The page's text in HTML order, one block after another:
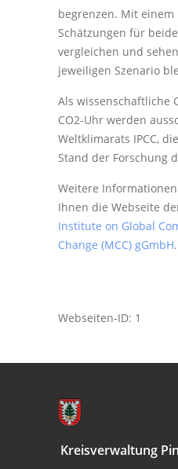
begrenzen. Mit einem
Schätzungen für
vergleichen und
jeweiligen Szenario
Als wissenschaftliche
CO2-Uhr werden
Weltklimarats IPCC,
Stand der Forschung
Weitere
Ihnen die Webseite
Institute on Global
Change (MCC) gGmbH.
Webseiten-ID: 1
Kreisverwaltung